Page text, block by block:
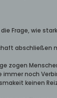
Frage, wie
abschließen
zogen
immer noch
keinen